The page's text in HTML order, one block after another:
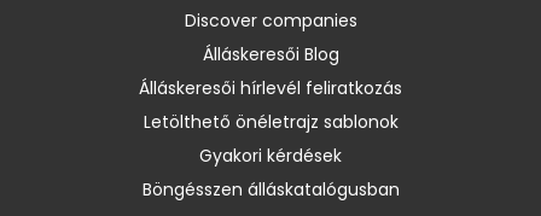
Discover companies
Álláskeresői Blog
Álláskeresői hírlevél feliratkozás
Letölthető önéletrajz sablonok
Gyakori kérdések
Böngésszen álláskatalógusban